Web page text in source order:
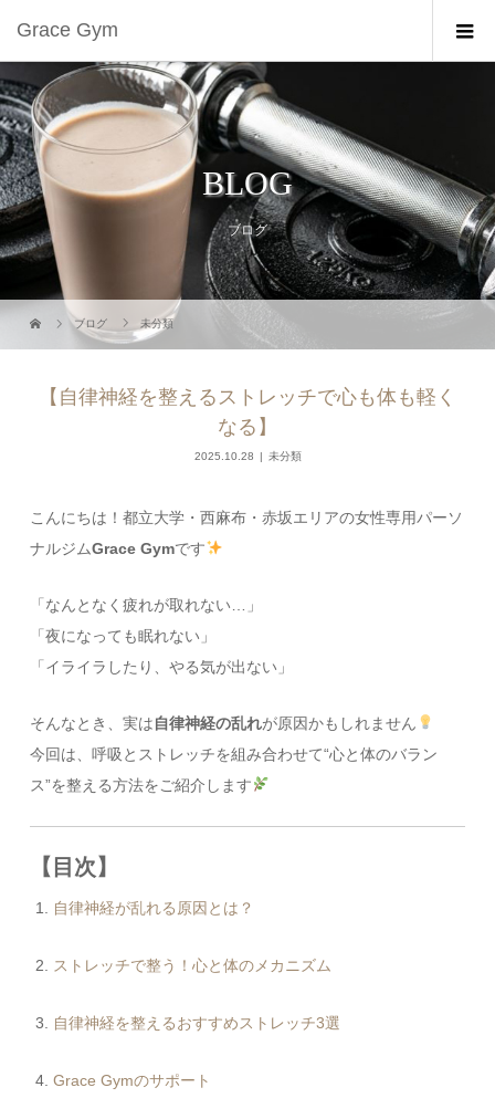
Grace Gym
BLOG
ブログ
ブログ 未分類
【自律神経を整えるストレッチで心も体も軽く
なる】
2025.10.28 未分類
こんにちは！都立大学・西麻布・赤坂エリアの女性専用パーソ
ナルジムGrace Gymです
「なんとなく疲れが取れない…」
「夜になっても眠れない」
「イライラしたり、やる気が出ない」
そんなとき、実は自律神経の乱れが原因かもしれません
今回は、呼吸とストレッチを組み合わせて“心と体のバラン
ス”を整える方法をご紹介します
【目次】
自律神経が乱れる原因とは？
ストレッチで整う！心と体のメカニズム
自律神経を整えるおすすめストレッチ3選
Grace Gymのサポート